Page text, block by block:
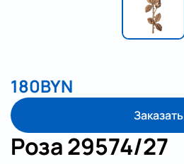
Роза 29574/27
180BYN
Заказать